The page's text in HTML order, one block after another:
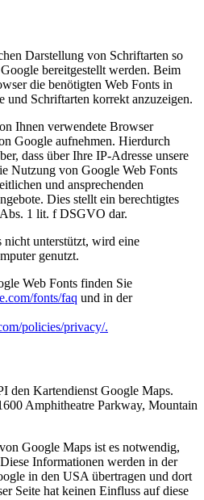
Darstellung von Schriftarten so
bereitgestellt werden. Beim
die benötigten Web Fonts in
und Schriftarten korrekt anzuzeigen.
Ihnen verwendete Browser
Google aufnehmen. Hierdurch
dass über Ihre IP-Adresse unsere
Nutzung von Google Web Fonts
und ansprechenden
Dies stellt ein berechtigtes
1 lit. f DSGVO dar.
unterstützt, wird eine
genutzt.
Web Fonts finden Sie
fonts/faq und in der
policies/privacy/.
den Kartendienst Google Maps.
Amphitheatre Parkway, Mountain
Google Maps ist es notwendig,
Informationen werden in der
in den USA übertragen und dort
Seite hat keinen Einfluss auf diese